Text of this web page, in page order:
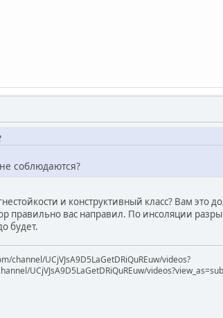
соблюдаются?
и конструктивный класс? Вам это
правильно вас направил. По инсоляции
будет.
UCjVJsA9D5LaGetDRiQuREuw/videos?
UCjVJsA9D5LaGetDRiQuREuw/